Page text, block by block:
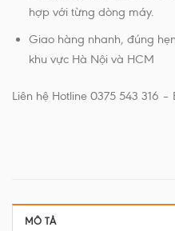
hợp với từng dòng máy.
Giao hàng nhanh, đúng
khu vực Hà Nội và HCM
Liên hệ Hotline 0375 543 316 –
MÔ TẢ